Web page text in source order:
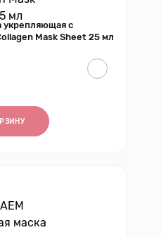
укрепляющая с
Mask Sheet 25 мл